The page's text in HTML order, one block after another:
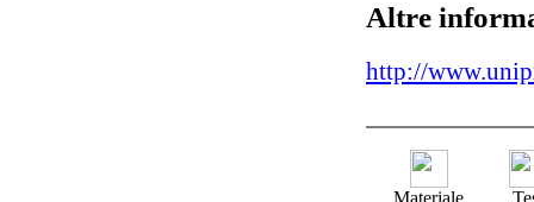
Altre
http://
Materiale